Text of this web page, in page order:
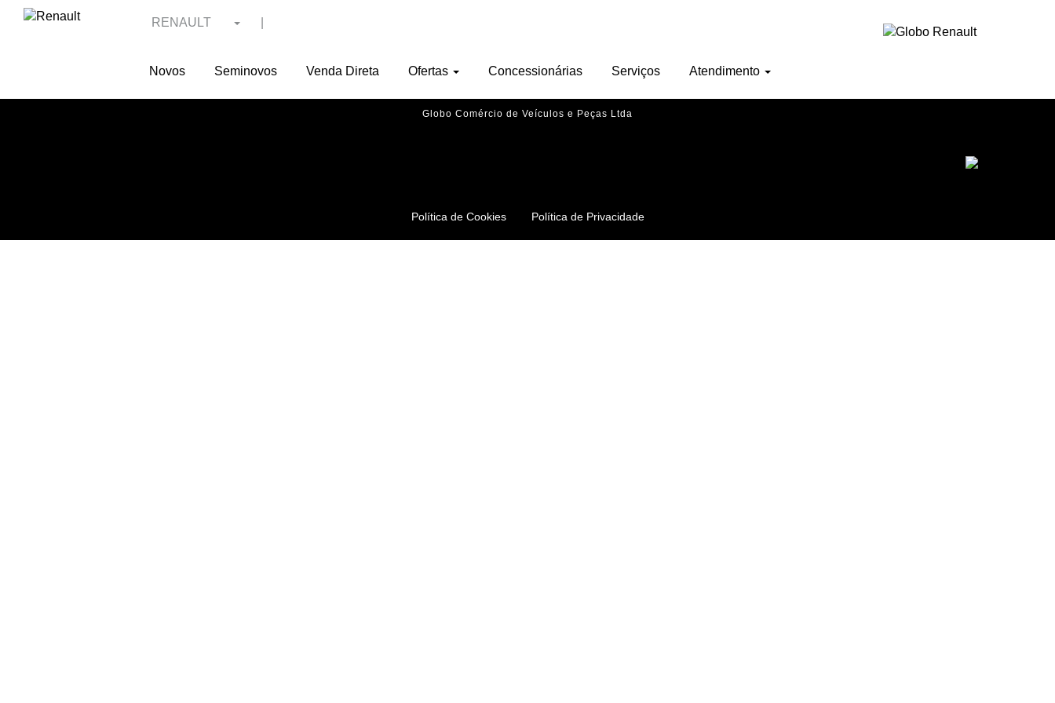
RENAULT
Novos Seminovos Venda Direta Ofertas Concessionárias Serviços AtendimentoHorário de atendimento
Globo Comércio de Veículos e Peças Ltda
Política de Cookies Política de Privacidade